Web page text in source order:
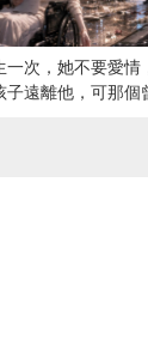
一次，她不要愛情
子遠離他，可那個